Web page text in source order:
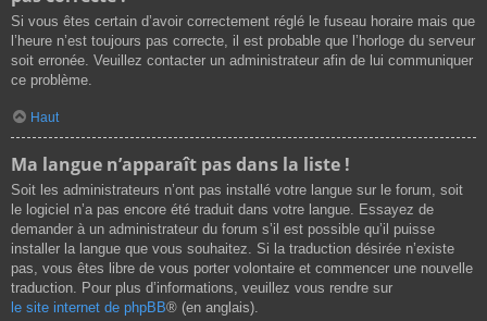
Si vous êtes certain d’avoir correctement réglé le fuseau horaire mais que
l’heure n’est toujours pas correcte, il est probable que l’horloge du serveur
soit erronée. Veuillez contacter un administrateur afin de lui communiquer
ce problème.
Haut
Ma langue n’apparaît pas dans la liste !
Soit les administrateurs n’ont pas installé votre langue sur le forum, soit
le logiciel n’a pas encore été traduit dans votre langue. Essayez de
demander à un administrateur du forum s’il est possible qu’il puisse
installer la langue que vous souhaitez. Si la traduction désirée n’existe
pas, vous êtes libre de vous porter volontaire et commencer une nouvelle
traduction. Pour plus d’informations, veuillez vous rendre sur
le site internet de phpBB® (en anglais).